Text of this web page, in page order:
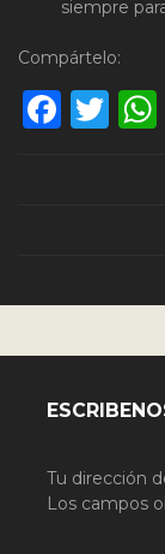
siempre
Compártelo:
Tu dirección
Los campos